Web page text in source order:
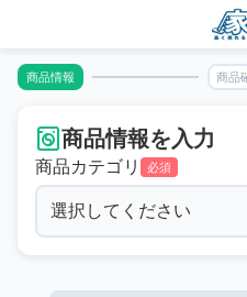
商品情報 商品
商品情報を入力
商品カテゴリ 必須